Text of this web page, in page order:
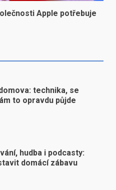
Apple potřebuje
technika, se
to opravdu půjde
hudba i podcasty:
domácí zábavu